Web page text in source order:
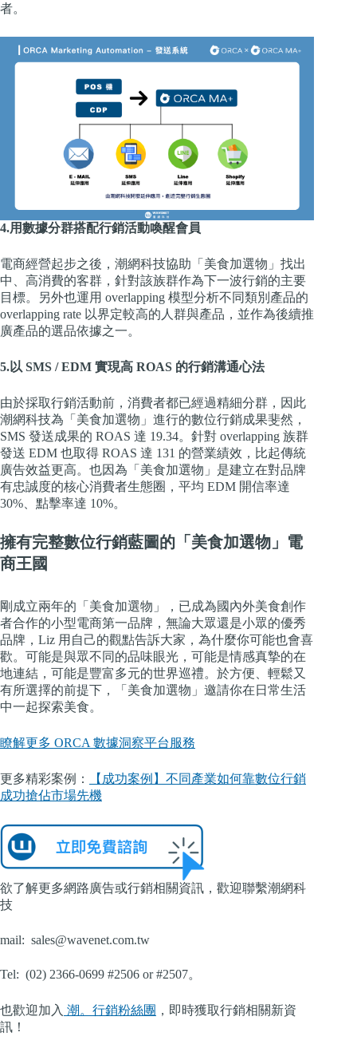
者。
4.用數據分群搭配行銷活動喚醒會員
電商經營起步之後，潮網科技協助「美食加選物」找出
中、高消費的客群，針對該族群作為下一波行銷的主要
目標。另外也運用 overlapping 模型分析不同類別產品的
overlapping rate 以界定較高的人群與產品，並作為後續推
廣產品的選品依據之一。
5.以 SMS / EDM 實現高 ROAS 的行銷溝通心法
由於採取行銷活動前，消費者都已經過精細分群，因此
潮網科技為「美食加選物」進行的數位行銷成果斐然，
SMS 發送成果的 ROAS 達 19.34。針對 overlapping 族群
發送 EDM 也取得 ROAS 達 131 的營業績效，比起傳統
廣告效益更高。也因為「美食加選物」是建立在對品牌
有忠誠度的核心消費者生態圈，平均 EDM 開信率達
30%、點擊率達 10%。
擁有完整數位行銷藍圖的「美食加選物」電
商王國
剛成立兩年的「美食加選物」，已成為國內外美食創作
者合作的小型電商第一品牌，無論大眾還是小眾的優秀
品牌，Liz 用自己的觀點告訴大家，為什麼你可能也會喜
歡。可能是與眾不同的品味眼光，可能是情感真摯的在
地連結，可能是豐富多元的世界巡禮。於方便、輕鬆又
有所選擇的前提下，「美食加選物」邀請你在日常生活
中一起探索美食。
瞭解更多 ORCA 數據洞察平台服務
更多精彩案例：
【成功案例】不同產業如何靠數位行銷
成功搶佔市場先機
欲了解更多網路廣告或行銷相關資訊，歡迎聯繫潮網科
技
mail: sales@wavenet.com.tw
Tel: (02) 2366-0699 #2506 or #2507。
也歡迎加入 潮。行銷粉絲團 ，即時獲取行銷相關新資
訊！